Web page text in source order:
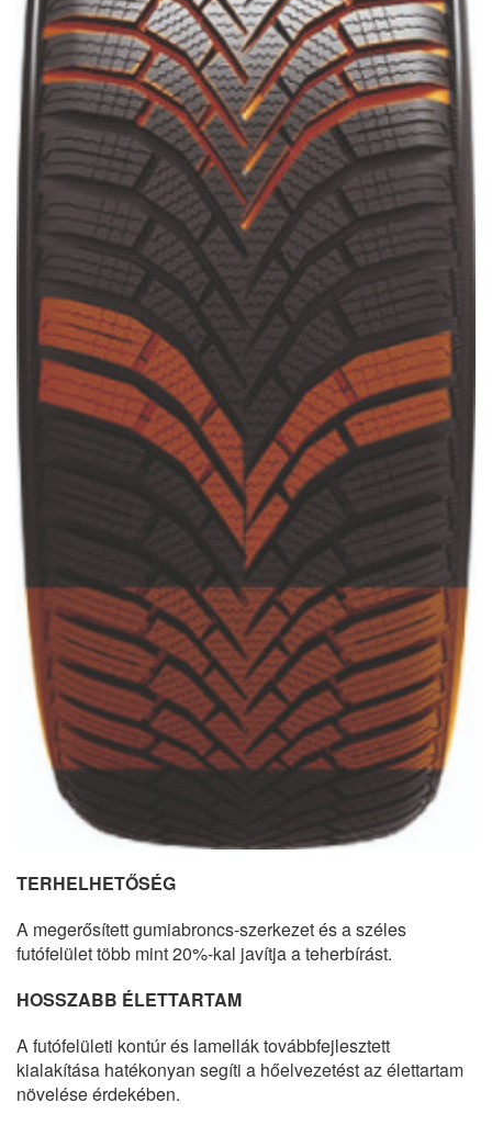
TERHELHETŐSÉG
A megerősített gumiabroncs-szerkezet és a széles
futófelület több mint 20%-kal javítja a teherbírást.
HOSSZABB ÉLETTARTAM
A futófelületi kontúr és lamellák továbbfejlesztett
kialakítása hatékonyan segíti a hőelvezetést az élettartam
növelése érdekében.